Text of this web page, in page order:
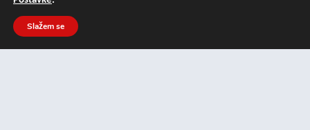
godina. Rekonstrukcijama i zaštitom nastojala se što više
sačuvati njena izvornost. Raspored prostorija, veličina ovakvih
kuća je bila izvanredno prilagođena prirodnim uvjetima ovoga
kraja – cijelo gospodarstvo se nalazilo pod jednim krovom, na
Slažem se